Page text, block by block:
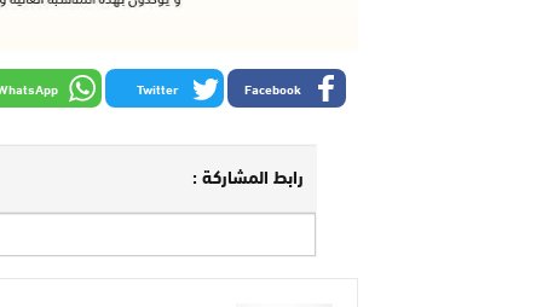
Facebook
Twitter
رابط المشاركة :